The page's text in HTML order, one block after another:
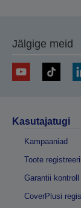
Jälgige meid
Kasutajatugi
Kampaaniad
Toote
Garantii kontroll
CoverPlusi